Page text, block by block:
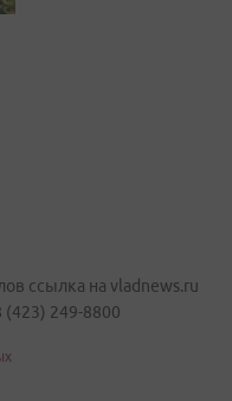
ссылка на vladnews.ru
(423) 249-8800